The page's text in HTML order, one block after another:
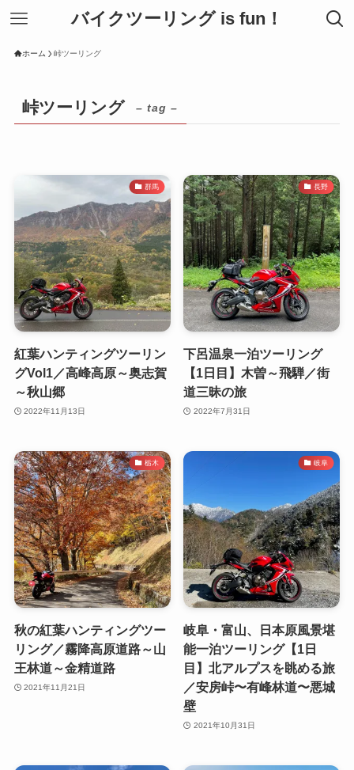
バイクツーリング is fun！
ホーム 峠ツーリング
峠ツーリング – tag –
群馬
紅葉ハンティングツーリン
グVol1／高峰高原～奥志賀
～秋山郷
2022年11月13日
長野
下呂温泉一泊ツーリング
【1日目】木曽～飛騨／街
道三昧の旅
2022年7月31日
栃木
秋の紅葉ハンティングツー
リング／霧降高原道路～山
王林道～金精道路
2021年11月21日
岐阜
岐阜・富山、日本原風景堪
能一泊ツーリング【1日
目】北アルプスを眺める旅
／安房峠〜有峰林道〜悪城
壁
2021年10月31日